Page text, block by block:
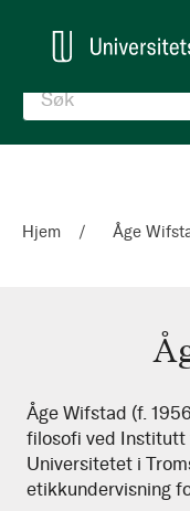
Hjem Åge
Åge
Wifstad
Åge Wifstad (f.
filosofi ved Institutt
Universitetet i
etikkundervisning